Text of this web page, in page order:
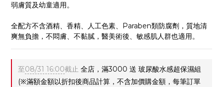
弱膚質及幼童適用。
全配方不含酒精、香精、人工色素、Paraben類防腐劑，質地清
爽無負擔，不悶膚、不黏膩，醫美術後、敏感肌人群也適用。
至08/31 16:00截止 全店，滿3000 送 玻尿酸水感超保濕組
(※滿額金額以折扣後商品計算，不含加價購金額，每筆訂單